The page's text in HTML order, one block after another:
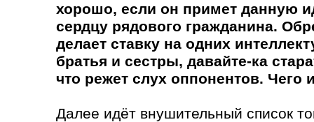
хорошо, если он примет данную
сердцу рядового гражданина.
делает ставку на одних
братья и сестры, давайте-ка
что режет слух оппонентов. Чего
Далее идёт внушительный список